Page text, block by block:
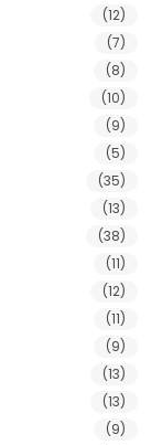
(12)
(7)
(8)
(10)
(9)
(5)
(35)
(13)
(38)
(11)
(12)
(11)
(9)
(13)
(13)
(9)